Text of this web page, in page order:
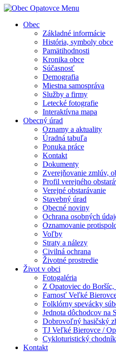
Menu
Obec
Základné informácie
História, symboly obce
Pamätihodnosti
Kronika obce
Súčasnosť
Demografia
Miestna samospráva
Služby a firmy
Letecké fotografie
Interaktívna mapa
Obecný úrad
Oznamy a aktuality
Úradná tabuľa
Ponuka práce
Kontakt
Dokumenty
Zverejňovanie zmlúv,
Profil verejného
Verejné obstarávanie
Stavebný úrad
Obecné noviny
Ochrana osobných
Oznamovanie
Voľby
Straty a nálezy
Civilná ochrana
Životné prostredie
Život v obci
Fotogaléria
Z Opatoviec do
Farnosť Veľké
Folklórny spevácky
Jednota dôchodcov na
Dobrovoľný hasičský
TJ Veľké Bierovce /
Cykloturistický
Kontakt